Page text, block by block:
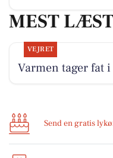
MEST
VEJRET
Varmen tager fat i
Send en gratis